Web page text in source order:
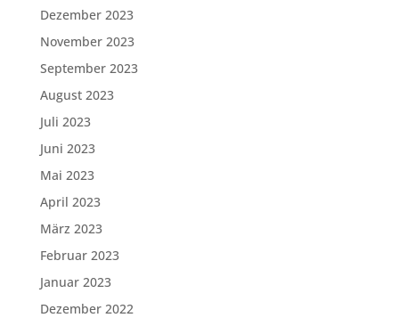
Dezember 2023
November 2023
September 2023
August 2023
Juli 2023
Juni 2023
Mai 2023
April 2023
März 2023
Februar 2023
Januar 2023
Dezember 2022